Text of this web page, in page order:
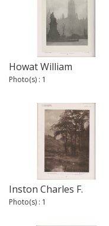
Howat William
Photo(s) : 1
Inston Charles F.
Photo(s) : 1